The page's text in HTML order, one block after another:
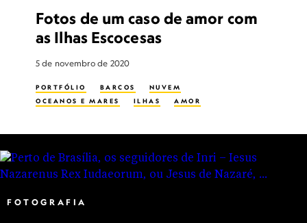
Fotos de um caso de amor com
as Ilhas Escocesas
5 de novembro de 2020
PORTFÓLIO BARCOS
NUVEM
OCEANOS E MARES
ILHAS AMOR
FOTOGRAFIA